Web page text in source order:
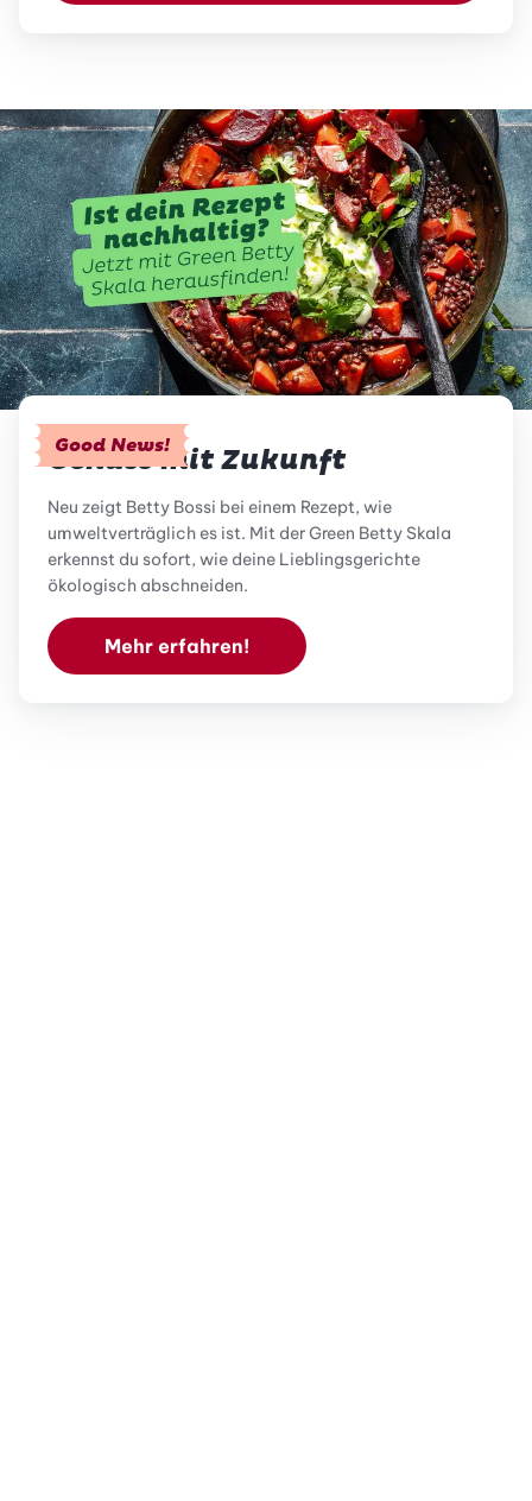
Good News!
Genuss mit Zukunft
Neu zeigt Betty Bossi bei einem Rezept, wie
umweltverträglich es ist. Mit der Green Betty Skala
erkennst du sofort, wie deine Lieblingsgerichte
ökologisch abschneiden.
Mehr erfahren!